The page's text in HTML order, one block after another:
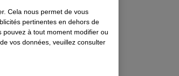
Cela nous permet de vous
pertinentes en dehors de
pouvez à tout moment modifier ou
vos données, veuillez consulter